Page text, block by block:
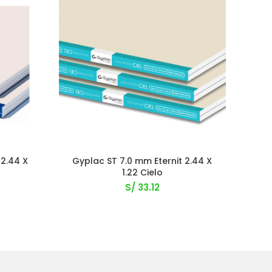
X
Gyplac ST 7.0 mm Eternit 2.44 X
1.22 Cielo
S/ 33.12